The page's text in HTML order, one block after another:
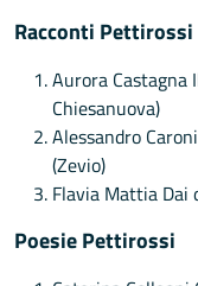
Racconti Pettirossi
Aurora Castagna
Chiesanuova)
Alessandro
(Zevio)
Flavia Mattia Dai
Poesie Pettirossi